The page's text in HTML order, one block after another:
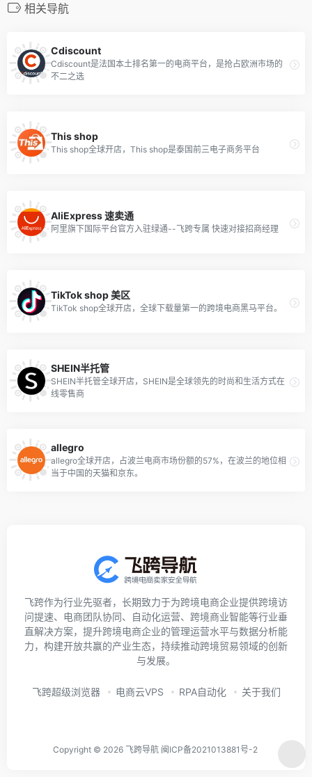
相关导航
Cdiscount
Cdiscount是法国本土排名第一的电商平台，是抢占欧洲市场的
不二之选
This shop
This shop全球开店，This shop是泰国前三电子商务平台
AliExpress 速卖通
阿里旗下国际平台官方入驻绿通--飞跨专属 快速对接招商经理
TikTok shop 美区
TikTok shop全球开店，全球下载量第一的跨境电商黑马平台。
SHEIN半托管
SHEIN半托管全球开店，SHEIN是全球领先的时尚和生活方式在
线零售商
allegro
allegro全球开店，占波兰电商市场份额的57%，在波兰的地位相
当于中国的天猫和京东。
飞跨作为行业先驱者，长期致力于为跨境电商企业提供跨境访
问提速、电商团队协同、自动化运营、跨境商业智能等行业垂
直解决方案，提升跨境电商企业的管理运营水平与数据分析能
力，构建开放共赢的产业生态，持续推动跨境贸易领域的创新
与发展。
飞跨超级浏览器 电商云VPS RPA自动化 关于我们
Copyright © 2026 飞跨导航 闽ICP备2021013881号-2